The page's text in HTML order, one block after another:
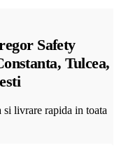
Safety
Tulcea,
livrare rapida in toata